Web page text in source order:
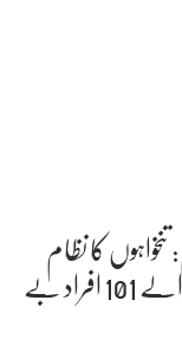
تنخواہوں کا نظام
مکمل طور پر ڈیجیٹل، دوہری تنخواہیں لینے والے 101 افراد بے